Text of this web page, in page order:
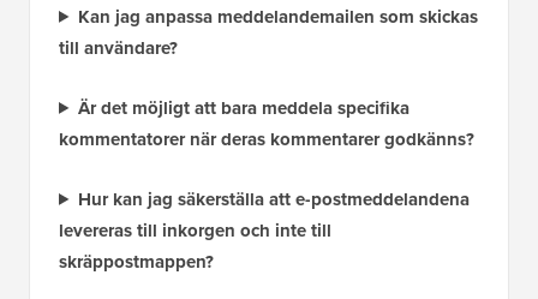
Kan jag anpassa meddelandemailen som skickas
till användare?
Är det möjligt att bara meddela specifika
kommentatorer när deras kommentarer godkänns?
Hur kan jag säkerställa att e-postmeddelandena
levereras till inkorgen och inte till
skräppostmappen?